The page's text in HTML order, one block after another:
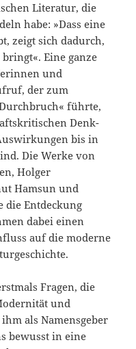
Literatur, die
habe: »Dass eine
zeigt sich dadurch,
Eine ganze
und
der zum
führte,
Denk-
bis in
Die Werke von
Holger
Hamsun und
die Entdeckung
dabei einen
auf die moderne
Fragen, die
und
als Namensgeber
bewusst in eine